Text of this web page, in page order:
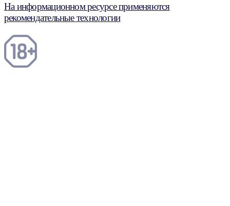
На информационном ресурсе применяются
рекомендательные технологии